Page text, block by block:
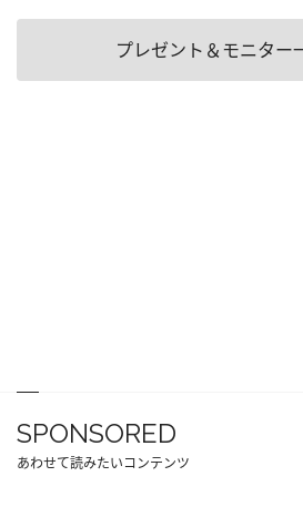
プレゼント＆モニター
SPONSORED
あわせて読みたいコンテンツ